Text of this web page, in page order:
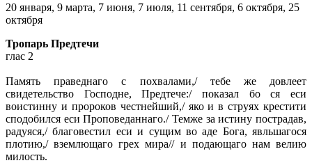
20 января, 9 марта, 7 июня, 7 июля, 11 сентября, 6 октября, 25
октября
Тропарь Предтечи
глас 2
Память праведнаго с похвалами,/ тебе же довлеет
свидетельство Господне, Предтече:/ показал бо ся еси
воистинну и пророков честнейший,/ яко и в струях крестити
сподобился еси Проповеданнаго./ Темже за истину пострадав,
радуяся,/ благовестил еси и сущим во аде Бога, явльшагося
плотию,/ вземлющаго грех мира// и подающаго нам велию
милость.